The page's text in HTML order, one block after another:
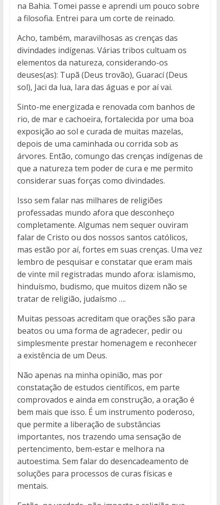
na Bahia. Tomei passe e aprendi um pouco sobre
a filosofia. Entrei para um corte de reinado.
Acho, também, maravilhosas as crenças das
divindades indígenas. Várias tribos cultuam os
elementos da natureza, considerando-os
deuses(as): Tupã (Deus trovão), Guarací (Deus
sol), Jaci da lua, Iara das águas e por aí vai.
Sinto-me energizada e renovada com banhos de
rio, de mar e cachoeira, fortalecida por uma boa
exposição ao sol e curada de muitas mazelas,
depois de uma caminhada ou corrida sob as
árvores. Então, comungo das crenças indígenas de
que a natureza tem poder de cura e me permito
considerar suas forças como divindades.
Isso sem falar nas milhares de religiões
professadas mundo afora que desconheço
completamente. Algumas nem sequer ouviram
falar de Cristo ou dos nossos santos católicos,
mas estão por aí, fortes em suas crenças. Uma vez
lembro de pesquisar e constatar que eram mais
de vinte mil registradas mundo afora: islamismo,
hinduísmo, budismo, que muitos dizem não se
tratar de religião, judaísmo ….
Muitas pessoas acreditam que orações são para
beatos ou uma forma de agradecer, pedir ou
simplesmente prestar homenagem e reconhecer
a existência de um Deus.
Não apenas na minha opinião, mas por
constatação de estudos científicos, em parte
comprovados e ainda em construção, a oração é
bem mais que isso. É um instrumento poderoso,
que permite a liberação de substâncias
importantes, nos trazendo uma sensação de
pertencimento, bem-estar e melhora na
autoestima. Sem falar do desencadeamento de
soluções para processos de curas físicas e
mentais.